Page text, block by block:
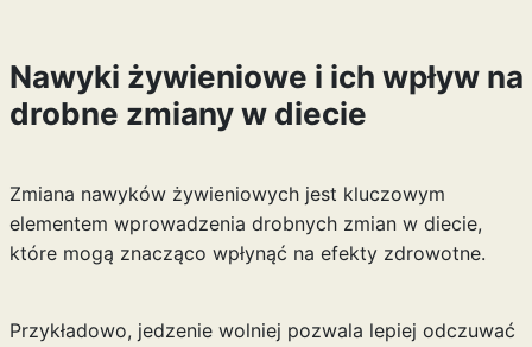
Nawyki żywieniowe i ich wpływ na
drobne zmiany w diecie
Zmiana nawyków żywieniowych jest kluczowym
elementem wprowadzenia drobnych zmian w diecie,
które mogą znacząco wpłynąć na efekty zdrowotne.
Przykładowo, jedzenie wolniej pozwala lepiej odczuwać